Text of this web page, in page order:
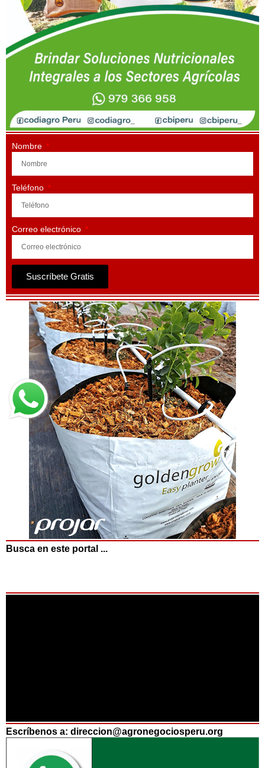
Nombre
Teléfono
Correo electrónico
Suscríbete Gratis
Busca en este portal ...
Escríbenos a: direccion@agronegociosperu.org